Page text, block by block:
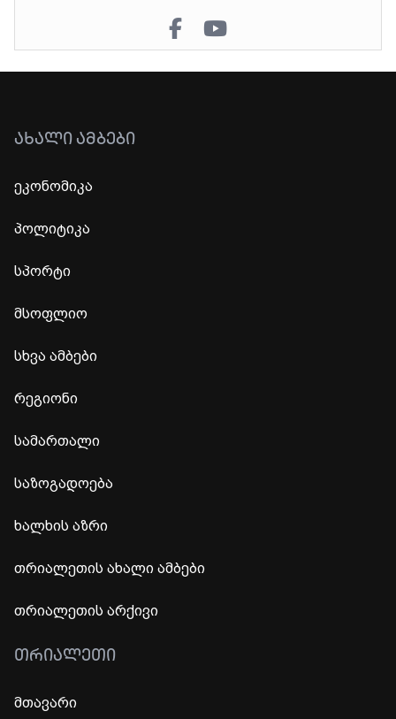
ᲐᲮᲐᲚᲘ ᲐᲛᲑᲔᲑᲘ
ეკონომიკა
პოლიტიკა
სპორტი
მსოფლიო
სხვა ამბები
რეგიონი
სამართალი
საზოგადოება
ხალხის აზრი
თრიალეთის ახალი ამბები
თრიალეთის არქივი
ᲗᲠᲘᲐᲚᲔᲗᲘ
მთავარი